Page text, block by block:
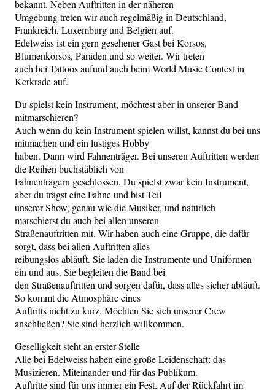
bekannt. Neben Auftritten in der näheren
Umgebung treten wir auch regelmäßig in Deutschland,
Frankreich, Luxemburg und Belgien auf.
Edelweiss ist ein gern gesehener Gast bei Korsos,
Blumenkorsos, Paraden und so weiter. Wir treten
auch bei Tattoos aufund auch beim World Music Contest in
Kerkrade auf.
Du spielst kein Instrument, möchtest aber in unserer Band
mitmarschieren?
Auch wenn du kein Instrument spielen willst, kannst du bei uns
mitmachen und ein lustiges Hobby
haben. Dann wird Fahnenträger. Bei unseren Auftritten werden
die Reihen buchstäblich von
Fahnenträgern geschlossen. Du spielst zwar kein Instrument,
aber du trägst eine Fahne und bist Teil
unserer Show, genau wie die Musiker, und natürlich
marschierst du auch bei allen unseren
Straßenauftritten mit. Wir haben auch eine Gruppe, die dafür
sorgt, dass bei allen Auftritten alles
reibungslos abläuft. Sie laden die Instrumente und Uniformen
ein und aus. Sie begleiten die Band bei
den Straßenauftritten und sorgen dafür, dass alles sicher abläuft.
So kommt die Atmosphäre eines
Auftritts nicht zu kurz. Möchten Sie sich unserer Crew
anschließen? Sie sind herzlich willkommen.
Geselligkeit steht an erster Stelle
Alle bei Edelweiss haben eine große Leidenschaft: das
Musizieren. Miteinander und für das Publikum.
Auftritte sind für uns immer ein Fest. Auf der Rückfahrt im